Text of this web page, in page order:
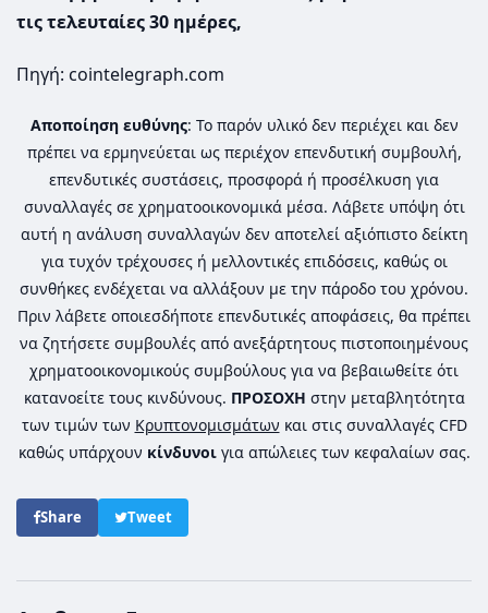
τις τελευταίες 30 ημέρες,
Πηγή: cointelegraph.com
Αποποίηση ευθύνης: Το παρόν υλικό δεν περιέχει και δεν
πρέπει να ερμηνεύεται ως περιέχον επενδυτική συμβουλή,
επενδυτικές συστάσεις, προσφορά ή προσέλκυση για
συναλλαγές σε χρηματοοικονομικά μέσα. Λάβετε υπόψη ότι
αυτή η ανάλυση συναλλαγών δεν αποτελεί αξιόπιστο δείκτη
για τυχόν τρέχουσες ή μελλοντικές επιδόσεις, καθώς οι
συνθήκες ενδέχεται να αλλάξουν με την πάροδο του χρόνου.
Πριν λάβετε οποιεσδήποτε επενδυτικές αποφάσεις, θα πρέπει
να ζητήσετε συμβουλές από ανεξάρτητους πιστοποιημένους
χρηματοοικονομικούς συμβούλους για να βεβαιωθείτε ότι
κατανοείτε τους κινδύνους. ΠΡΟΣΟΧΗ στην μεταβλητότητα
των τιμών των Κρυπτονομισμάτων και στις συναλλαγές CFD
καθώς υπάρχουν κίνδυνοιγια απώλειες των κεφαλαίων σας.
Share Tweet